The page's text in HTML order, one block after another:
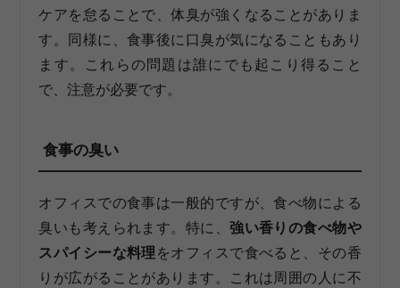
ケアを怠ることで、体臭が強くなることがありま
す。同様に、食事後に口臭が気になることもあり
ます。これらの問題は誰にでも起こり得ること
で、注意が必要です。
食事の臭い
オフィスでの食事は一般的ですが、食べ物による
臭いも考えられます。特に、強い香りの食べ物や
スパイシーな料理をオフィスで食べると、その香
りが広がることがあります。これは周囲の人に不